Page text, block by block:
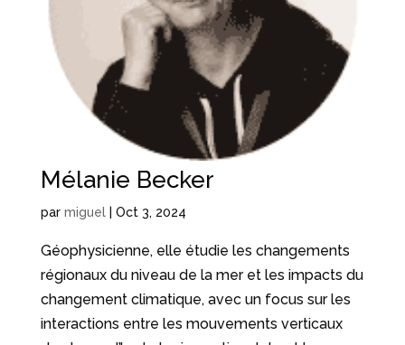
Mélanie Becker
par miguel| Oct 3, 2024
Géophysicienne, elle étudie les changements
régionaux du niveau de la mer et les impacts du
changement climatique, avec un focus sur les
interactions entre les mouvements verticaux